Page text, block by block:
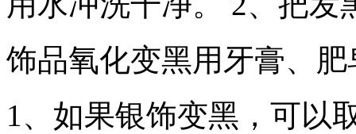
饰品氧化变黑用牙膏、
1、如果银饰变黑，可以